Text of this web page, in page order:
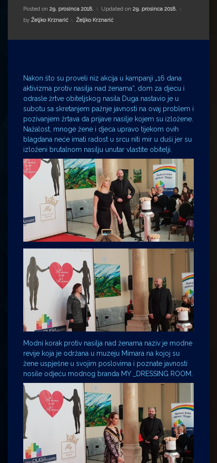
Drugi autori
Drugi autori
Željko Krznarić
Mario Lovreković
Miroslav Šantek
Posted on 29. prosinca 2018. Updated on 29. prosinca 2018.
by Željko Krznarić Kategorije:
Željko Krznarić
Nakon što su proveli niz akcija u kampanji „16 dana
aktivizma protiv nasilja nad ženama“, dom za djecu i
odrasle žrtve obiteljskog nasila Duga nastavio je u
subotu sa skretanjem pažnje javnosti na ovaj problem i
pozivanjem žrtava da prijave nasilje kojem su izložene.
Nažalost, mnoge žene i djeca upravo tijekom ovih
blagdana neće imati radost u srcu niti mir u duši jer su
izloženi brutalnom nasilju unutar vlastite obitelji.
Modni korak protiv nasilja nad ženama naziv je modne
revije koja je održana u muzeju Mimara na kojoj su
žene uspješne u svojim poslovima i poznate javnosti
nosile odjeću modnog branda MY _DRESSING ROOM.